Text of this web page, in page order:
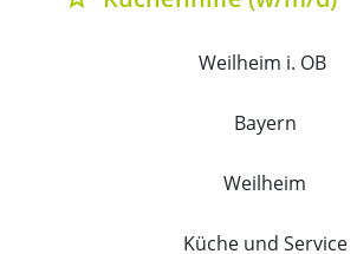
Weilheim i. OB
Bayern
Weilheim
Küche und Service